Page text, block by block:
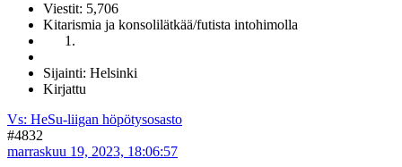
Viestit: 5,706
Kitarismia ja konsolilätkää/futista intohimolla
Sijainti: Helsinki
Kirjattu
Vs: HeSu-liigan höpötysosasto
#4832
marraskuu 19, 2023, 18:06:57